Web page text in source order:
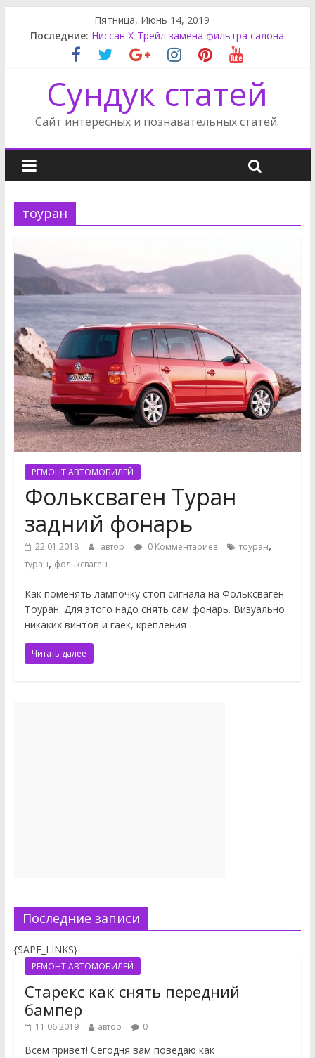
Пятница, Июнь 14, 2019
Последние: Ниссан Х-Трейл замена фильтра салона
Старекс как снять передний бампер
Салонный фильтр Мерседес с180
Пежо 206 салонный фильтр
Сундук статей
Сайт интересных и познавательных статей.
тоуран
РЕМОНТ АВТОМОБИЛЕЙ
Фольксваген Туран
задний фонарь
22.01.2018 автор 0 Комментариев тоуран,
туран, фольксваген
Как поменять лампочку стоп сигнала на Фольксваген
Тоуран. Для этого надо снять сам фонарь. Визуально
никаких винтов и гаек, крепления
Читать далее
Последние записи
{SAPE_LINKS}
РЕМОНТ АВТОМОБИЛЕЙ
Старекс как снять передний
бампер
11.06.2019 автор 0
Всем привет! Сегодня вам поведаю как